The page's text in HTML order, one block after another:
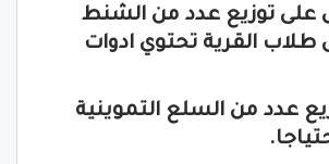
على توزيع عدد من الشنط
طلاب القرية تحتوي ادوات
عدد من السلع التموينية